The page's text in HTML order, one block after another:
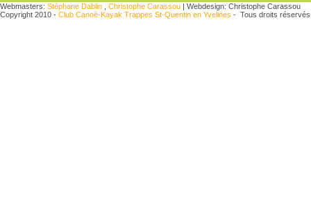
Webmasters: Stéphane Dablin Christophe Carassou | Webdesign: Christophe Carassou
Copyright 2010 - Club Canoë-Kayak Trappes St-Quentin en Yvelines - Tous droits réservés